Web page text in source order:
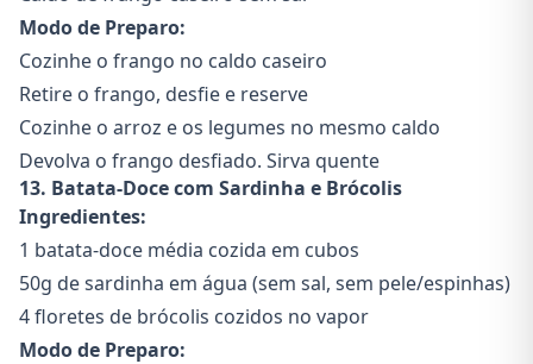
Modo de Preparo:
Cozinhe o frango no caldo caseiro
Retire o frango, desfie e reserve
Cozinhe o arroz e os legumes no mesmo caldo
Devolva o frango desfiado. Sirva quente
13. Batata-Doce com Sardinha e Brócolis
Ingredientes:
1 batata-doce média cozida em cubos
50g de sardinha em água (sem sal, sem pele/espinhas)
4 floretes de brócolis cozidos no vapor
Modo de Preparo: